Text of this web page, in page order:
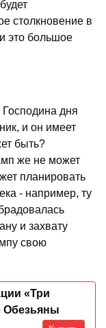
столкновение в
это большое
дня
и он имеет
быть?
же не может
планировать
- например, ту
и захвату
свою
«Три
Обезьяны